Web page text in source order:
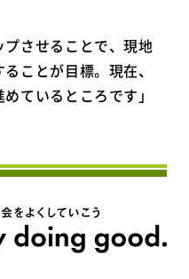
プさせることで、現地
ことが目標。現在、
ているところです」